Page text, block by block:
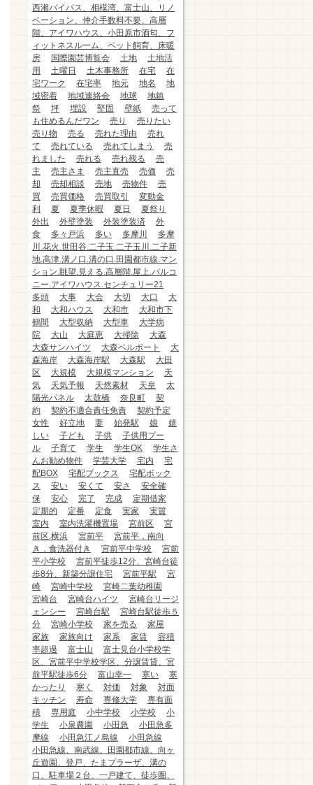
西湘バイパス、相模湾、富士山、リノ
ベーション、仲介手数料不要、高層
階、アイワハウス、小田原市酒匂、フ
ィットネスルーム、ペット飼育、床暖
房
国際園芸博覧会 土地
土地活
用
土曜日 土木事務所 在宅
在
宅ワーク
在宅率 地元 地名
地
域密着
地域連絡会 地球
地鎮
祭
坪 埋設 堅固 壁紙
売って
も住めるんだワン
売り
売りたい
売り物
売る 売れた理由
売れ
て
売れている 売れてしまう
売
れました
売れる 売れ残る
売
主
売主さま 売主直売 売価
売
却
売却相談 売地 売物件
売
買
売買価格 売買取引
変動金
利
夏 夏季休暇 夏日
夏祭り
外出
外壁塗装 外装塗装済
外
食
多々戸浜 多い 多摩川
多摩
川.花火.世田谷.二子玉.二子玉川.二子新
地.高津.溝ノ口.溝の口.田園都市線.マン
ション.眺望.見える.高層階.屋上.バルコ
ニー.アイワハウス.センチュリー21
多頭
大事 大会 大切 大口
大
和
大和ハウス 大和市
大和市下
鶴間
大型収納 大型車
大学病
院
大山 大庭恵 大掃除
大森
大森サンハイツ
大森ベルポート
大
森海岸
大森海岸駅 大森駅
大田
区
大規模 大規模マンション
天
気
天気予報 天然素材 天皇
太
陽光パネル
太鼓橋 奈良町
契
約
契約不適合責任免責
契約予定
女性
好立地 妻 始発駅 娘
嬉
しい
子ども 子供
子供用プー
ル
子育て 学生 学生OK
学生さ
んお勧め物件
学芸大学 宅内
宅
配BOX
宅配ブックス
宅配ボック
ス
安い 安くて 安さ
安全確
保
安心 完了 完成
定期借家
定期的
定番 定食 実家
実質
室内
室内洗濯機置場 宮前区
宮
前区.横浜
宮前平
宮前平，南向
き，食洗器付き
宮前平中学校
宮前
平小学校
宮前平徒歩12分、宮崎台徒
歩8分、新築分譲住宅
宮前平駅
宮
崎
宮崎中学校
宮崎二葉幼稚園
宮崎台
宮崎台ハイツ
宮崎台リージ
ェンシー
宮崎台駅
宮崎台駅徒歩５
分
宮崎小学校 家を売る
家屋
家族
家族向け 家系 家賃
容積
率超過
富士山
富士見台小学校学
区、宮前平中学校学区、分譲賃貸、宮
前平駅徒歩6分
富山幸一 寒い
寒
かったり
寒く 対価 対象
対面
キッチン
寿命 専修大学
専有面
積
専用庭 小中学校 小学校
小
学生
小泉農園 小田急
小田急多
摩線
小田急江ノ島線
小田急線
小田急線、南武線、田園都市線、向ヶ
丘遊園、登戸、たまプラーザ、溝の
口、駐車場２台、一戸建て、徒歩圏、